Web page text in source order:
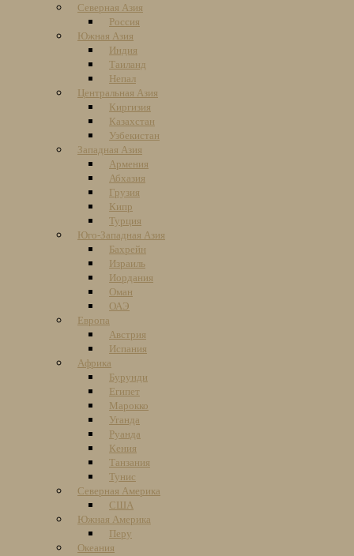
Северная Азия
Россия
Южная Азия
Индия
Таиланд
Непал
Центральная Азия
Киргизия
Казахстан
Узбекистан
Западная Азия
Армения
Абхазия
Грузия
Кипр
Турция
Юго-Западная Азия
Бахрейн
Израиль
Иордания
Оман
ОАЭ
Европа
Австрия
Испания
Африка
Бурунди
Египет
Марокко
Уганда
Руанда
Кения
Танзания
Тунис
Северная Америка
США
Южная Америка
Перу
Океания